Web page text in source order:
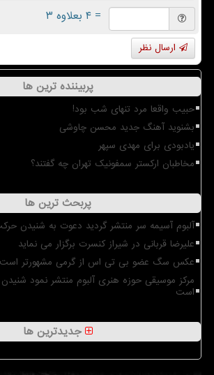
= ۴ بعلاوه ۳
ارسال نظر
پربیننده ترین ها
حبیب واقعا مرد تنهای شب بود!
بشنوید آهنگ جدید محسن چاوشی
یادبودی برای مهدی سپهر
مخاطبان ارکستر سمفونیک تهران چه گفتند؟
پربحث ترین ها
آلبوم آسیمه سر منتشر گردید دعوت به شنیدن
علیرضا قربانی در شیراز کنسرت برگزار می نماید
عکس سگ عضو بی تی اس از گرمی مشهورتر است
مرکز موسیقی حوزه هنری آلبوم منتشر نمود
است
جدیدترین ها